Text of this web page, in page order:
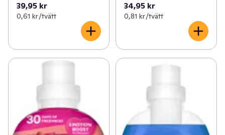
39,95 kr
0,61 kr /tvätt
34,95 kr
0,81 kr /tvätt